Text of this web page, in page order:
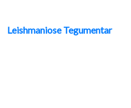
Leishmaniose Tegumentar